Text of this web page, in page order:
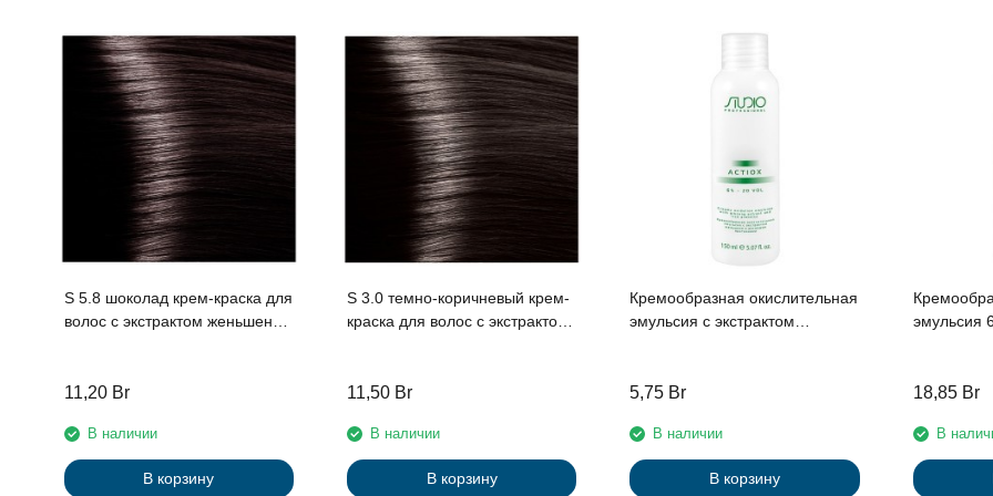
S 5.8 шоколад крем-краска для
волос с экстрактом женьшеня
11,20 Br
В наличии
В корзину
S 3.0 темно-коричневый крем-
краска для волос с экстрактом
11,50 Br
В наличии
В корзину
Кремообразная окислительная
эмульсия с экстрактом
мл
5,75 Br
В наличии
В корзину
эмульсия 6% «ActiOx» линии
рисовыми
18,85 Br
В